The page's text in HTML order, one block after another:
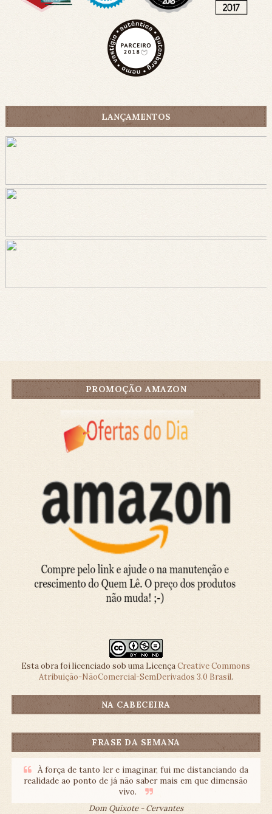
LANÇAMENTOS
PROMOÇÃO AMAZON
Esta obra foi licenciado sob uma LicençaCreative Commons
Atribuição-NãoComercial-SemDerivados 3.0 Brasil.
NA CABECEIRA
FRASE DA SEMANA
À força de tanto ler e imaginar, fui me distanciando da
realidade ao ponto de já não saber mais em que dimensão
vivo.
Dom Quixote - Cervantes